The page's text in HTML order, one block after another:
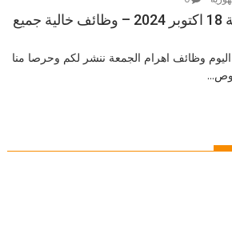
وظائف اهرام الجمعة 18 اكتوبر 2024 – وظائف خالية جميع
اليوم وظائف اهرام الجمعة ننشر لكم وحرصا منا